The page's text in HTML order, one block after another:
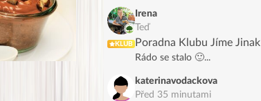
KLUB
Irena
Teď
Poradna Klubu Jíme Jinak
Rádo se stalo 🙂...
katerinavodackova
Před 35 minutami